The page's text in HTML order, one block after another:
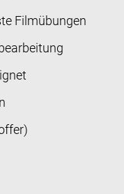
Filmübungen